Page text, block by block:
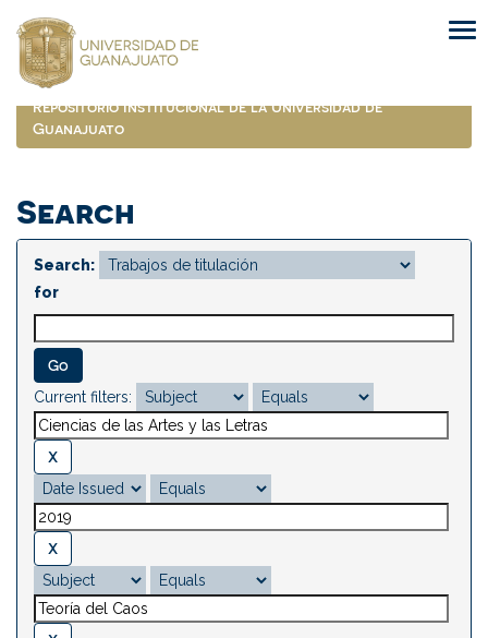
navigation
Repositorio Institucional de la Universidad de
Guanajuato
Search
Search:
for
Current filters: